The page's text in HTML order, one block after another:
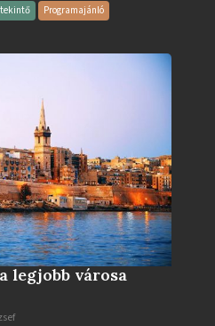
Programajánló
legjobb városa